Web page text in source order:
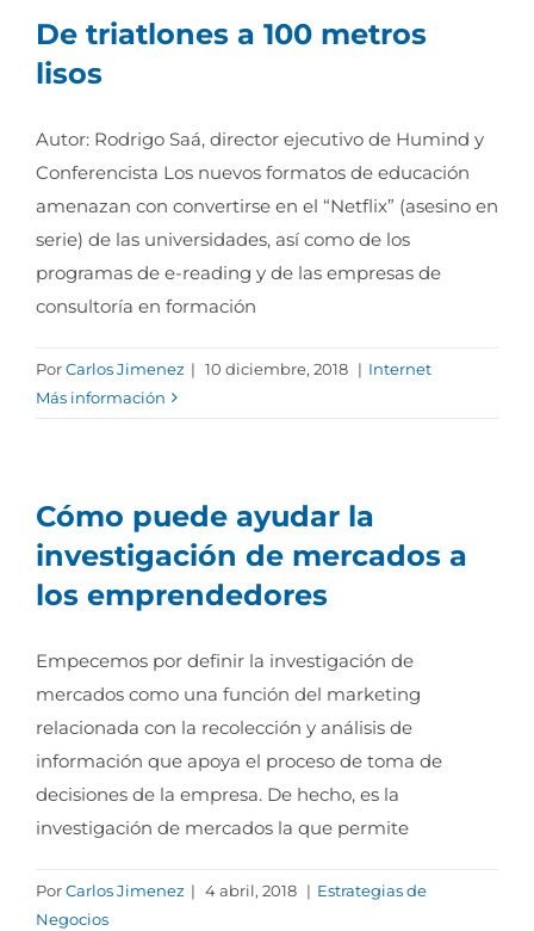
De triatlones a 100 metros
lisos
Autor: Rodrigo Saá, director ejecutivo de Humind y
Conferencista Los nuevos formatos de educación
amenazan con convertirse en el “Netflix” (asesino en
serie) de las universidades, así como de los
programas de e-reading y de las empresas de
consultoría en formación
PorCarlos Jimenez | 10 diciembre, 2018 | Internet
Más información
Cómo puede ayudar la
investigación de mercados a
los emprendedores
Empecemos por definir la investigación de
mercados como una función del marketing
relacionada con la recolección y análisis de
información que apoya el proceso de toma de
decisiones de la empresa. De hecho, es la
investigación de mercados la que permite
PorCarlos Jimenez | 4 abril, 2018 | Estrategias de
Negocios